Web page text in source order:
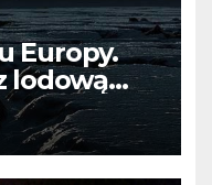
Europy.
lodową